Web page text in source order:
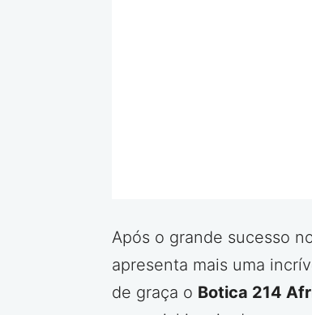
Após o grande sucesso
apresenta mais uma
de graça o Botica 214